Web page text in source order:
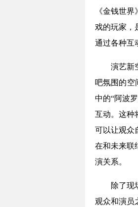
《金钱世
戏的玩家，
通过各种互
演艺新
吧氛围的空
中的“阿波
互动。这种
可以让观众
在和未来联
演关系。
除了现
观众和演员